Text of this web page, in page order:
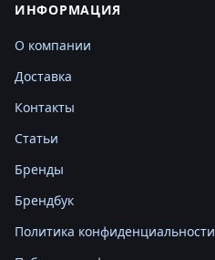
ИНФОРМАЦИЯ
О компании
Доставка
Контакты
Статьи
Бренды
Брендбук
Политика конфиденциальности